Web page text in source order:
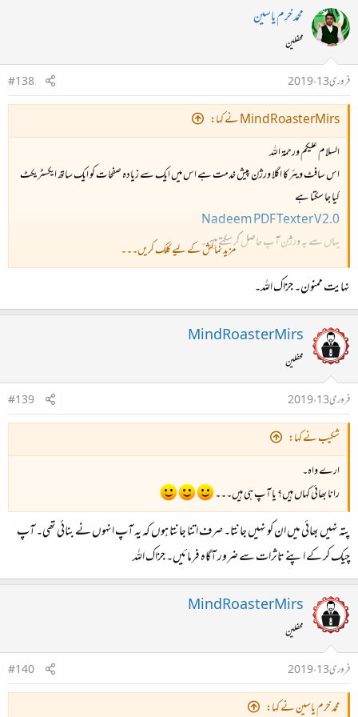
محمد خرم یاسین
محفلین
فروری 13، 2019
#138
MindRoasterMirs نے کہا:
السلام علیکم ورحمۃ اللہ
اس سافٹ ویئر کا اگلا ورژن پیش خدمت ہے اس میں ایک سے زیادہ صفحات کو ایک ساتھ ایکسٹریکٹ
کیا جا سکتا ہے
Nadeem PDF Texter V 2.0
یہاں سے یہ ورژن آپ حاصل کر سکتے ہیں۔
اس کو آئندہ آنے والے وقت میں انشاء اللہ زیادہ کارآمد بنانے کے لیے اپ کیا جاتا رہے گا۔
والسلام
مزید نمائش کے لیے کلک کریں۔۔۔
نہایت ممنون۔ جزاک اللہ۔
MindRoasterMirs
محفلین
فروری 13، 2019
#139
شکیب نے کہا:
ارے واہ۔
رانا بھائی کہاں ہیں؟ یا آپ ہی ہیں۔۔۔
پتہ نہیں بھائی میں ان کو نہیں جانتا۔ صرف اتنا جانتا ہوں کہ یہ آپ انہوں نے بنائی تھی۔ آپ
چیک کر کے اپنے تاثرات سے ضرور آگاہ فرمائیں۔ جزاک اللہ
MindRoasterMirs
محفلین
فروری 13، 2019
#140
محمد خرم یاسین نے کہا: